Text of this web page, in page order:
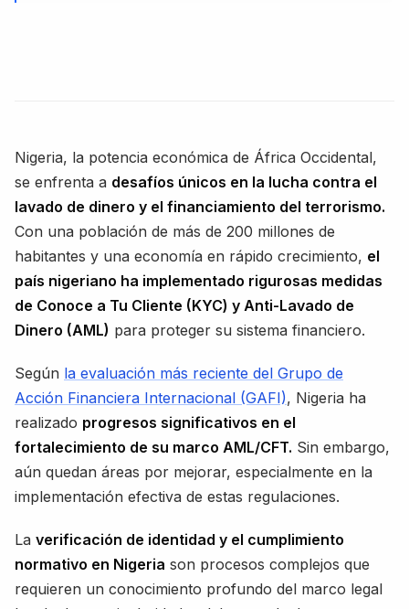
Nigeria, la potencia económica de África Occidental,
se enfrenta a desafíos únicos en la lucha contra el
lavado de dinero y el financiamiento del terrorismo.
Con una población de más de 200 millones de
habitantes y una economía en rápido crecimiento, el
país nigeriano ha implementado rigurosas medidas
de Conoce a Tu Cliente (KYC) y Anti-Lavado de
Dinero (AML) para proteger su sistema financiero.
Según la evaluación más reciente del Grupo de
Acción Financiera Internacional (GAFI), Nigeria ha
realizado progresos significativos en el
fortalecimiento de su marco AML/CFT. Sin embargo,
aún quedan áreas por mejorar, especialmente en la
implementación efectiva de estas regulaciones.
La verificación de identidad y el cumplimiento
normativo en Nigeria son procesos complejos que
requieren un conocimiento profundo del marco legal